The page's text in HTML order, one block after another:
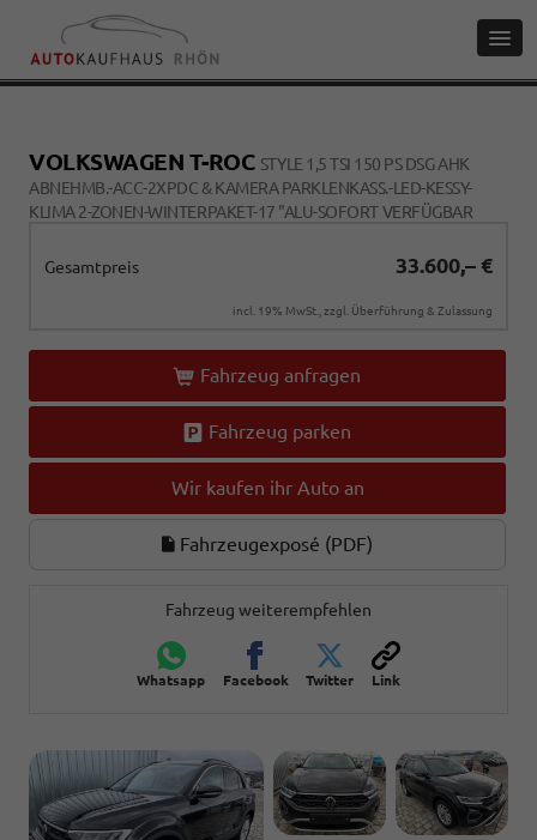
VOLKSWAGEN T-ROC STYLE 1,5 TSI 150 PS DSG AHK
ABNEHMB.-ACC-2XPDC & KAMERA PARKLENKASS.-LED-KESSY-
KLIMA 2-ZONEN-WINTERPAKET-17 "ALU-SOFORT VERFÜGBAR
Gesamtpreis 33.600,– €
incl. 19% MwSt., zzgl. Überführung & Zulassung
Fahrzeug anfragen
Fahrzeug parken
Wir kaufen ihr Auto an
Fahrzeugexposé (PDF)
Fahrzeug weiterempfehlen
Whatsapp Facebook Twitter Link